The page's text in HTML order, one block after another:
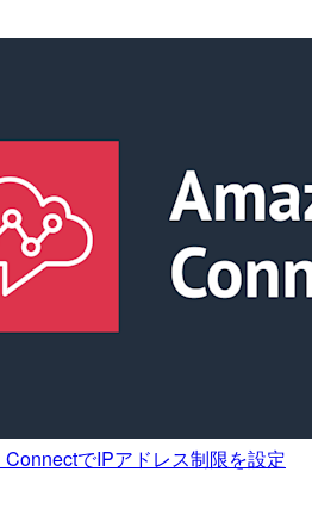
でIPアドレス制限を設定